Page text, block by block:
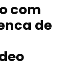
com
de